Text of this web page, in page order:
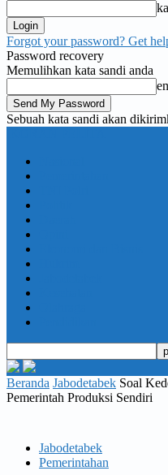
Forgot your password? Get
Password recovery
Memulihkan kata sandi anda
Sebuah kata sandi akan
Beranda Jabodetabek Soal
Pemerintah Produksi Sendiri
Jabodetabek
Pemerintahan